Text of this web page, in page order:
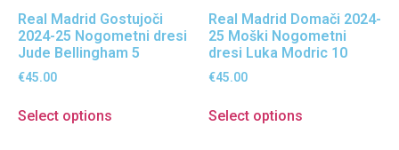
Real Madrid Gostujoči
2024-25 Nogometni dresi
Jude Bellingham 5
€45.00
Select options
Real Madrid Domači 2024-
25 Moški Nogometni
dresi Luka Modric 10
€45.00
Select options